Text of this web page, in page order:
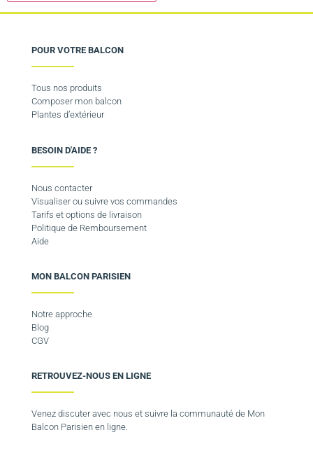
POUR VOTRE BALCON
Tous nos produits
Composer mon balcon
Plantes d’extérieur
BESOIN D'AIDE ?
Nous contacter
Visualiser ou suivre vos commandes
Tarifs et options de livraison
Politique de Remboursement
Aide
MON BALCON PARISIEN
Notre approche
Blog
CGV
RETROUVEZ-NOUS EN LIGNE
Venez discuter avec nous et suivre la communauté de Mon
Balcon Parisien en ligne.